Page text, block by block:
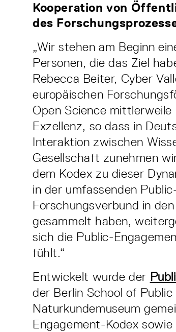
Kooperation von
des
„Wir stehen am Beginn
Personen, die das Ziel
Rebecca Beiter, Cyber
europäischen
Open Science
Exzellenz, so dass in
Interaktion zwischen
Gesellschaft zunehmen
dem Kodex zu dieser
in der umfassenden
Forschungsverbund in
gesammelt haben,
sich die Public-
fühlt.“
Entwickelt wurde der
der Berlin School of
Naturkundemuseum
Engagement-Kodex